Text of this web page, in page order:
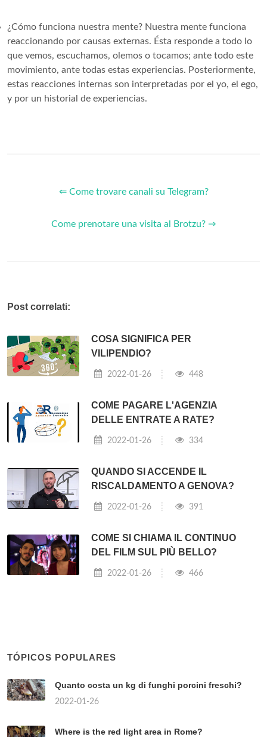
¿Cómo funciona nuestra mente? Nuestra mente funciona
reaccionando por causas externas. Ésta responde a todo lo
que vemos, escuchamos, olemos o tocamos; ante todo este
movimiento, ante todas estas experiencias. Posteriormente,
estas reacciones internas son interpretadas por el yo, el ego,
y por un historial de experiencias.
⇐ Come trovare canali su Telegram?
Come prenotare una visita al Brotzu? ⇒
Post correlati:
COSA SIGNIFICA PER
VILIPENDIO?
2022-01-26 448
COME PAGARE L'AGENZIA
DELLE ENTRATE A RATE?
2022-01-26 334
QUANDO SI ACCENDE IL
RISCALDAMENTO A GENOVA?
2022-01-26 391
COME SI CHIAMA IL CONTINUO
DEL FILM SUL PIÙ BELLO?
2022-01-26 466
TÓPICOS POPULARES
Quanto costa un kg di funghi porcini freschi?
2022-01-26
Where is the red light area in Rome?